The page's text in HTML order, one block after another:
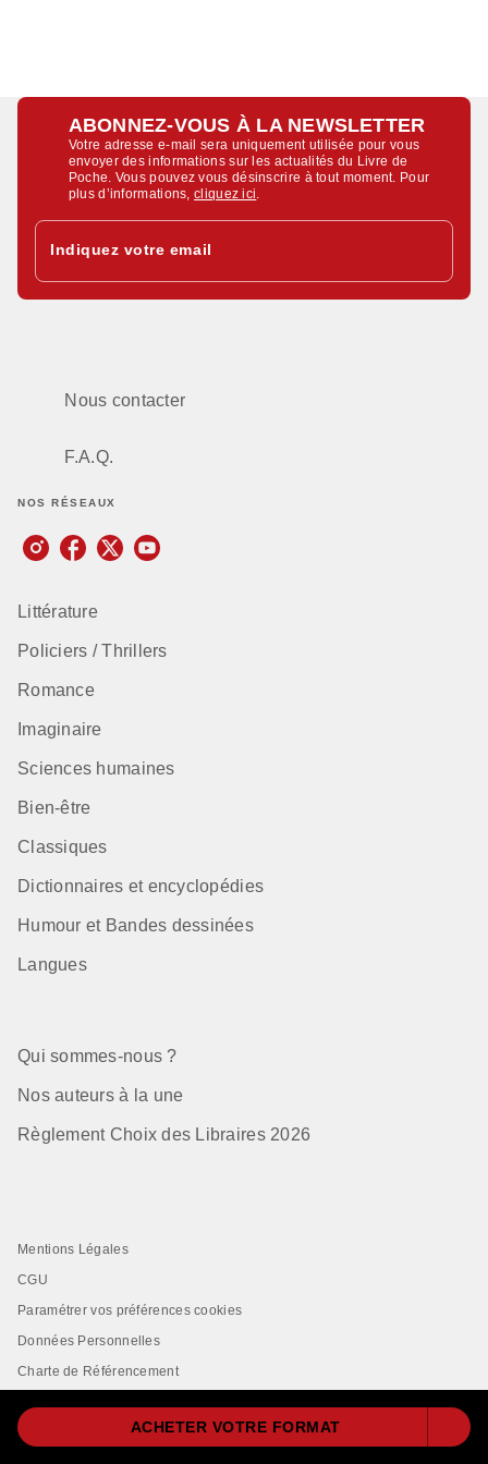
ACHETER VOTRE FORMAT
ABONNEZ-VOUS À LA NEWSLETTER
Votre adresse e-mail sera uniquement utilisée pour vous
envoyer des informations sur les actualités du Livre de
Poche. Vous pouvez vous désinscrire à tout moment. Pour
plus d’informations,cliquez ici
Indiquez votre email
Nous contacter
F.A.Q.
NOS RÉSEAUX
Littérature
Policiers / Thrillers
Romance
Imaginaire
Sciences humaines
Bien-être
Classiques
Dictionnaires et encyclopédies
Humour et Bandes dessinées
Langues
Qui sommes-nous ?
Nos auteurs à la une
Règlement Choix des Libraires 2026
Mentions Légales
CGU
Paramétrer vos préférences cookies
Données Personnelles
Charte de Référencement